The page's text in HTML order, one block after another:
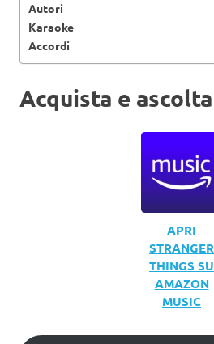
Autori
Karaoke
Accordi
Acquista e ascolta
APRI
STRANGER
THINGS SU
AMAZON
MUSIC